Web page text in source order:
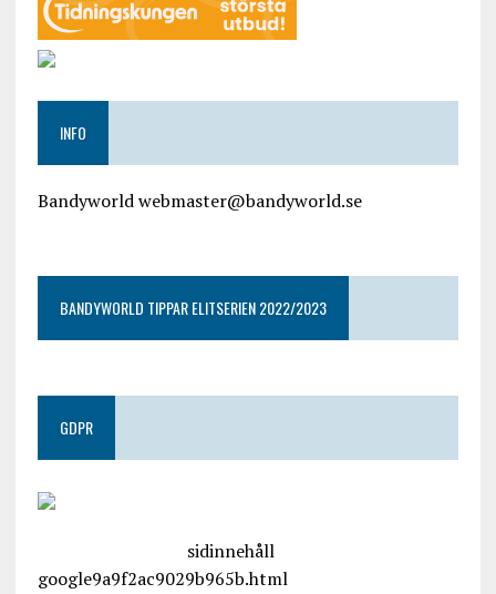
INFO
Bandyworld webmaster@bandyworld.se
BANDYWORLD TIPPAR ELITSERIEN 2022/2023
GDPR
sidinnehåll
google9a9f2ac9029b965b.html